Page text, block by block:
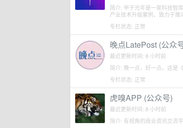
简介: 甲子光年是一家科技智
产业技术升级案例，致力于
专栏状态: 正常
晚点LatePost (公众
最近更新时间: 8 小时前
简介: 晚一点，好一点。这是
专栏状态: 正常
虎嗅APP (公众号)
最近更新时间: 8 小时前
简介: 有视角的商业资讯交流